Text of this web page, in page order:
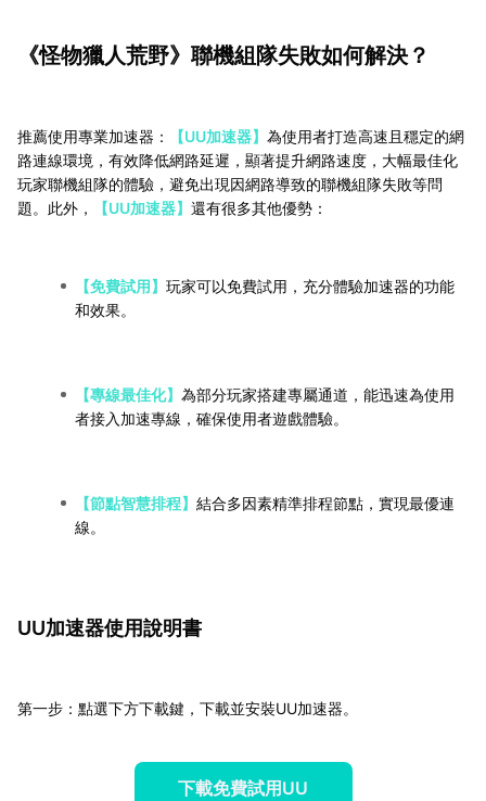
《怪物獵人荒野》聯機組隊失敗如何解決？
推薦使用專業加速器： 【UU加速器】 為使用者打造高速且穩定的網
路連線環境，有效降低網路延遲，顯著提升網路速度，大幅最佳化
玩家聯機組隊的體驗，避免出現因網路導致的聯機組隊失敗等問
題。此外，
【UU加速器】 還有很多其他優勢：
【免費試用】 玩家可以免費試用，充分體驗加速器的功能
和效果。
【專線最佳化】 為部分玩家搭建專屬通道，能迅速為使用
者接入加速專線，確保使用者遊戲體驗。
【節點智慧排程】 結合多因素精準排程節點，實現最優連
線。
UU加速器使用說明書
第一步：點選下方下載鍵，下載並安裝UU加速器。
下載免費試用UU